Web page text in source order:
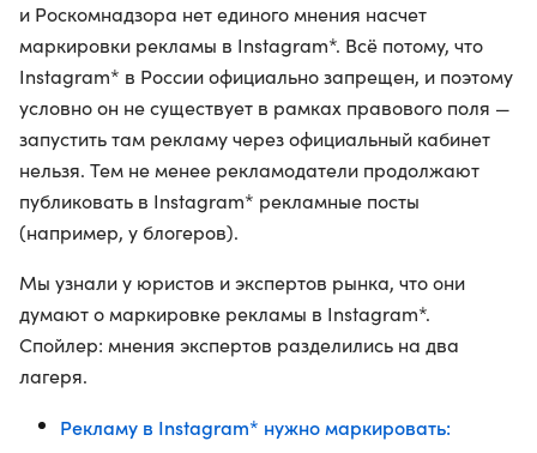
и Роскомнадзора нет единого мнения насчет
маркировки рекламы в Instagram*. Всё потому, что
Instagram* в России официально запрещен, и поэтому
условно он не существует в рамках правового поля —
запустить там рекламу через официальный кабинет
нельзя. Тем не менее рекламодатели продолжают
публиковать в Instagram* рекламные посты
(например, у блогеров).
Мы узнали у юристов и экспертов рынка, что они
думают о маркировке рекламы в Instagram*.
Спойлер: мнения экспертов разделились на два
лагеря.
Рекламу в Instagram* нужно маркировать: